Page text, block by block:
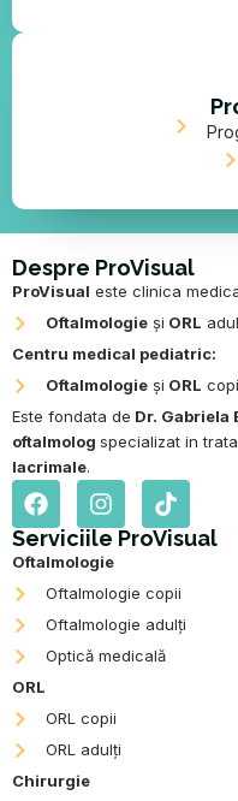
Despre ProVisual
ProVisual este clinica
Oftalmologieși ORL
Centru medical pediatric:
Oftalmologieși ORL
Este fondata de Dr. Gabriela
oftalmolog specializat in
lacrimale.
F
a
c
e
b
o
k
I
n
s
t
a
r
a
T
i
k
o
k
Serviciile ProVisual
Oftalmologie
Oftalmologie copii
Oftalmologie adulți
Optică medicală
ORL
ORL copii
ORL adulți
Chirurgie